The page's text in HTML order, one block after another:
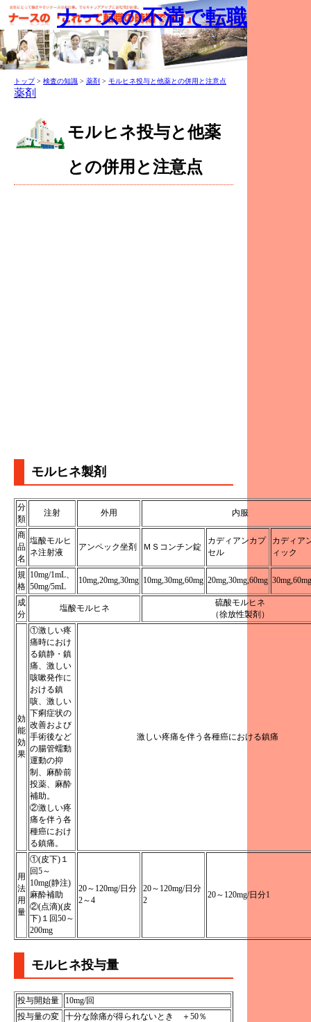
ナースの不満で転職
トップ> 検査の知識 > 薬剤 > モルヒネ投与と他薬との併用と注意点
薬剤
モルヒネ投与と他薬
との併用と注意点
モルヒネ製剤
分
類
注射 外用 内服
商
品
名
塩酸モルヒ
ネ注射液
アンペック坐剤 ＭＳコンチン錠
カディアンカプ
セル
カディア
ィック
規
格
10mg/1mL、
50mg/5mL
10mg,20mg,30mg 10mg,30mg,60mg 20mg,30mg,60mg
成
分
塩酸モルヒネ
硫酸モルヒネ
（徐放性製剤）
効
能
効
果
①激しい疼
痛時におけ
る鎮静・鎮
痛、激しい
咳嗽発作に
おける鎮
咳、激しい
下痢症状の
改善および
手術後など
の腸管蠕動
運動の抑
制、麻酔前
投薬、麻酔
補助。
②激しい疼
痛を伴う各
種癌におけ
る鎮痛。
激しい疼痛を伴う各種癌における鎮痛
用
法
用
量
①(皮下)１
回5～
10mg(静注)
麻酔補助
②(点滴)(皮
下)１回50～
200mg
20～120mg/日分
2～4
20～120mg/日分
2
20～120mg/日分1
モルヒネ投与量
投与開始量
10mg/回
投与量の変
十分な除痛が得られないとき ＋50％